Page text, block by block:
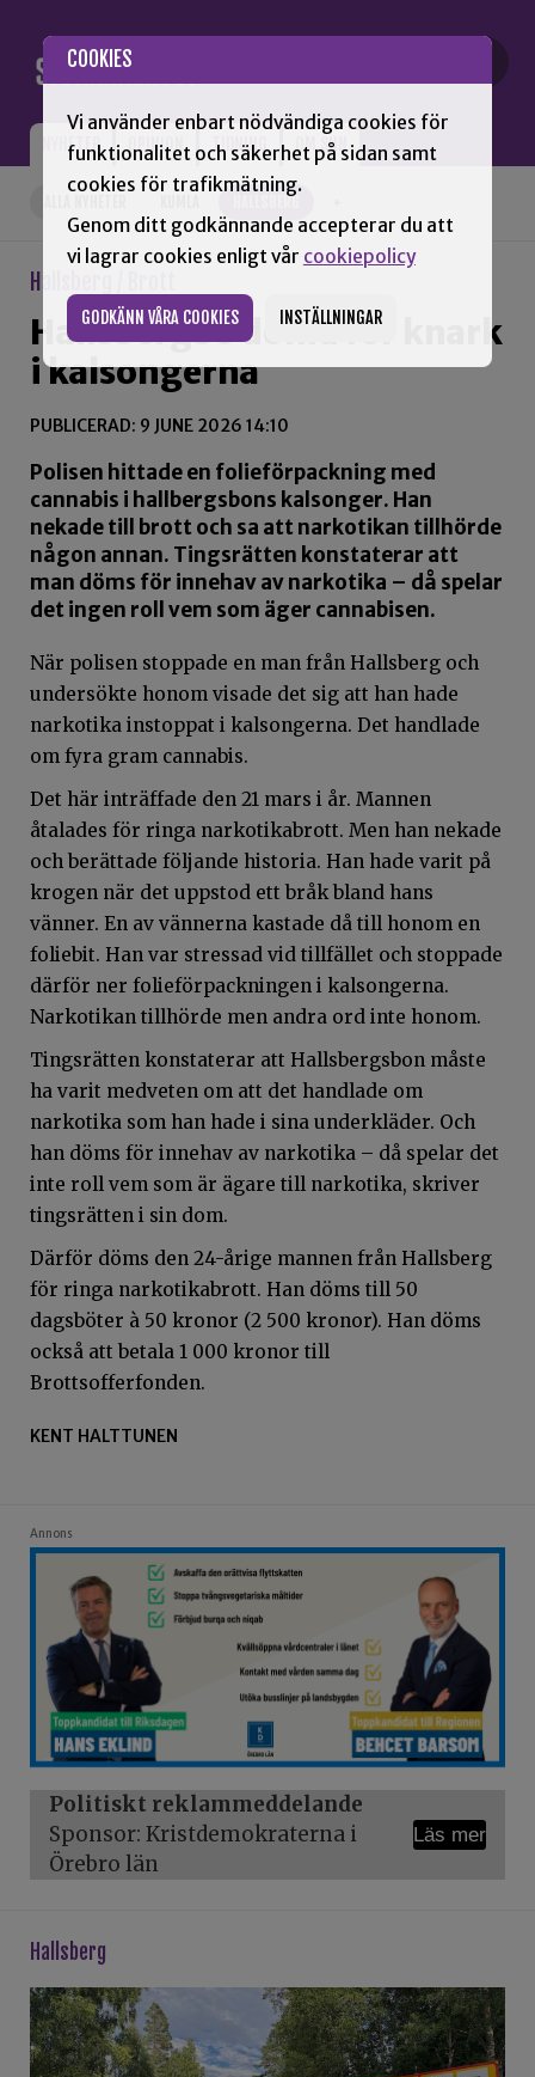
COOKIES
Vi använder enbart nödvändiga cookies för
funktionalitet och säkerhet på sidan samt
cookies för trafikmätning.
Genom ditt godkännande accepterar du att
vi lagrar cookies enligt vår cookiepolicy
GODKÄNN VÅRA COOKIES INSTÄLLNINGAR
NYHETER OPINION TIDNING OM SNN
HALLSBERG
Hallsberg / Brott
Hallsbergbo dömd för knark
i kalsongerna
PUBLICERAD: 9 JUNE 2026 14:10
Polisen hittade en folieförpackning med
cannabis i hallbergsbons kalsonger. Han
nekade till brott och sa att narkotikan tillhörde
någon annan. Tingsrätten konstaterar att
man döms för innehav av narkotika – då spelar
det ingen roll vem som äger cannabisen.
När polisen stoppade en man från Hallsberg och
undersökte honom visade det sig att han hade
narkotika instoppat i kalsongerna. Det handlade
om fyra gram cannabis.
Det här inträffade den 21 mars i år. Mannen
åtalades för ringa narkotikabrott. Men han nekade
och berättade följande historia. Han hade varit på
krogen när det uppstod ett bråk bland hans
vänner. En av vännerna kastade då till honom en
foliebit. Han var stressad vid tillfället och stoppade
därför ner folieförpackningen i kalsongerna.
Narkotikan tillhörde men andra ord inte honom.
Tingsrätten konstaterar att Hallsbergsbon måste
ha varit medveten om att det handlade om
narkotika som han hade i sina underkläder. Och
han döms för innehav av narkotika – då spelar det
inte roll vem som är ägare till narkotika, skriver
tingsrätten i sin dom.
Därför döms den 24-årige mannen från Hallsberg
för ringa narkotikabrott. Han döms till 50
dagsböter à 50 kronor (2 500 kronor). Han döms
också att betala 1 000 kronor till
Brottsofferfonden.
KENT HALTTUNEN
Annons
Politiskt reklammeddelande
Sponsor: Kristdemokraterna i
Örebro län
Läs mer
hallsberg